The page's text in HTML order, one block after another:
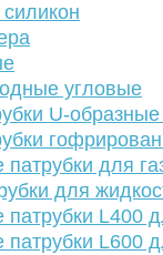
угловые
U-
для
для
L400
L600